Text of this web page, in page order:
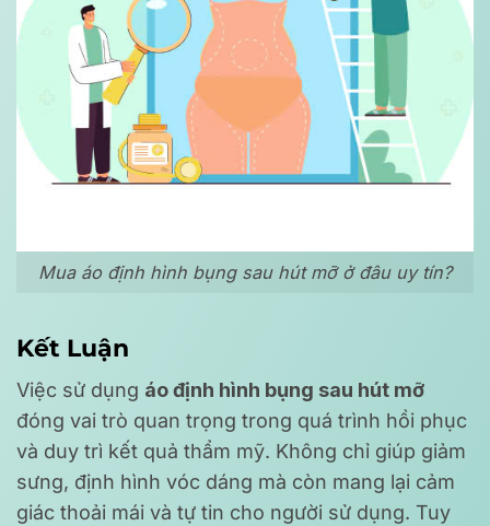
Mua áo định hình bụng sau hút mỡ ở đâu uy tín?
Kết Luận
Việc sử dụng áo định hình bụng sau hút mỡ
đóng vai trò quan trọng trong quá trình hồi phục
và duy trì kết quả thẩm mỹ. Không chỉ giúp giảm
sưng, định hình vóc dáng mà còn mang lại cảm
giác thoải mái và tự tin cho người sử dụng. Tuy